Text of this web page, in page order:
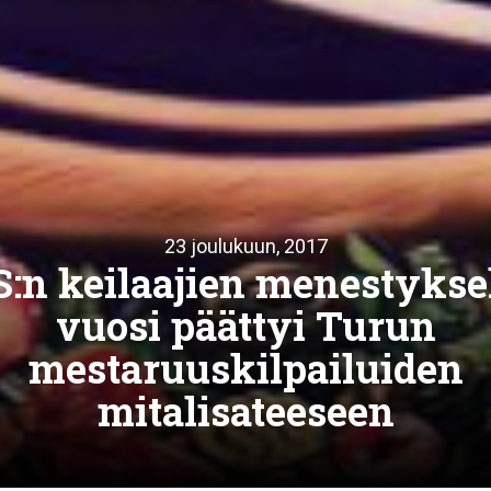
23 joulukuun, 2017
keilaajien
vuosi päättyi Turun
mestaruuskilpailuiden
mitalisateeseen